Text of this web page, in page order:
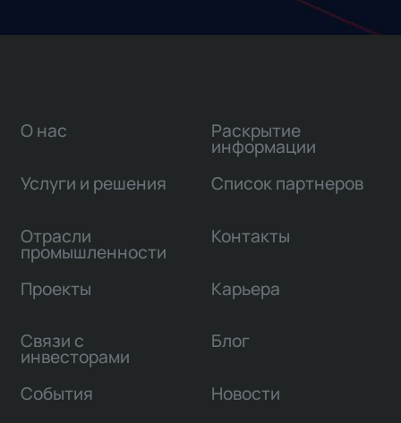
О нас
Услуги и решения
Отрасли
промышленности
Проекты
Связи с
инвесторами
Раскрытие
информации
Список партнеров
Контакты
Карьера
Блог
События Новости